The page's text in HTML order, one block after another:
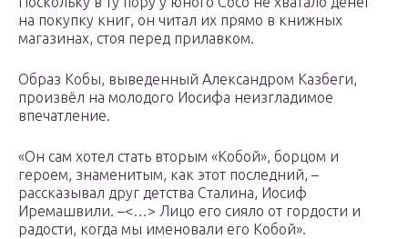
на покупку книг, он читал их прямо в книжных
магазинах, стоя перед прилавком.
Образ Кобы, выведенный Александром Казбеги,
произвёл на молодого Иосифа неизгладимое
впечатление.
«Он сам хотел стать вторым «Кобой», борцом и
героем, знаменитым, как этот последний, –
рассказывал друг детства Сталина, Иосиф
Иремашвили. –<…> Лицо его сияло от гордости и
радости, когда мы именовали его Кобой».